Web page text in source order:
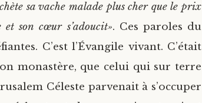
sa vache malade plus cher que le prix
son cœur s’adoucit». Ces paroles du
C’est l’Évangile vivant. C’était
monastère, que celui qui sur terre
Céleste parvenait à s’occuper